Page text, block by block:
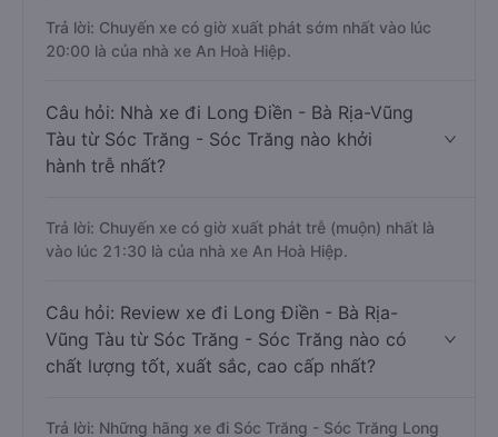
Trả lời: Chuyến xe có giờ xuất phát sớm nhất vào lúc
20:00 là của nhà xe An Hoà Hiệp.
Câu hỏi: Nhà xe đi Long Điền - Bà Rịa-Vũng
Tàu từ Sóc Trăng - Sóc Trăng nào khởi
hành trễ nhất?
Trả lời: Chuyến xe có giờ xuất phát trễ (muộn) nhất là
vào lúc 21:30 là của nhà xe An Hoà Hiệp.
Câu hỏi: Review xe đi Long Điền - Bà Rịa-
Vũng Tàu từ Sóc Trăng - Sóc Trăng nào có
chất lượng tốt, xuất sắc, cao cấp nhất?
Trả lời: Những hãng xe đi Sóc Trăng - Sóc Trăng Long